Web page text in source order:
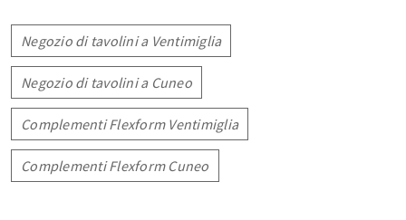
Negozio di tavolini a Ventimiglia
Negozio di tavolini a Cuneo
Complementi Flexform Ventimiglia
Complementi Flexform Cuneo